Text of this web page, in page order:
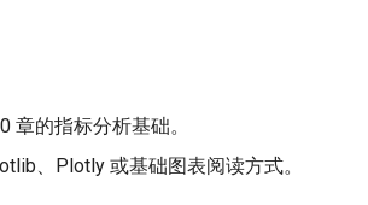
章的指标分析基础。
、Plotly 或基础图表阅读方式。